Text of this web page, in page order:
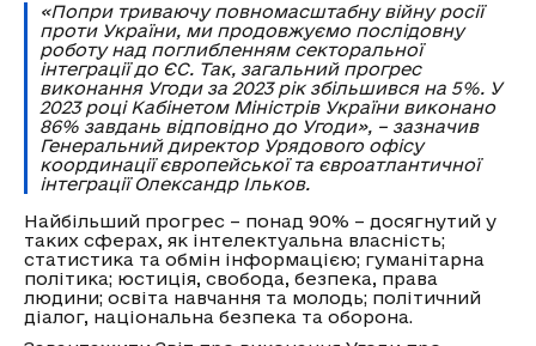
«Попри триваючу повномасштабну війну росії
проти України, ми продовжуємо послідовну
роботу над поглибленням секторальної
інтеграції до ЄС. Так, загальний прогрес
виконання Угоди за 2023 рік збільшився на 5%. У
2023 році Кабінетом Міністрів України виконано
86% завдань відповідно до Угоди», – зазначив
Генеральний директор Урядового офісу
координації європейської та євроатлантичної
інтеграції Олександр Ільков.
Найбільший прогрес – понад 90% – досягнутий у
таких сферах, як інтелектуальна власність;
статистика та обмін інформацією; гуманітарна
політика; юстиція, свобода, безпека, права
людини; освіта навчання та молодь; політичний
діалог, національна безпека та оборона.